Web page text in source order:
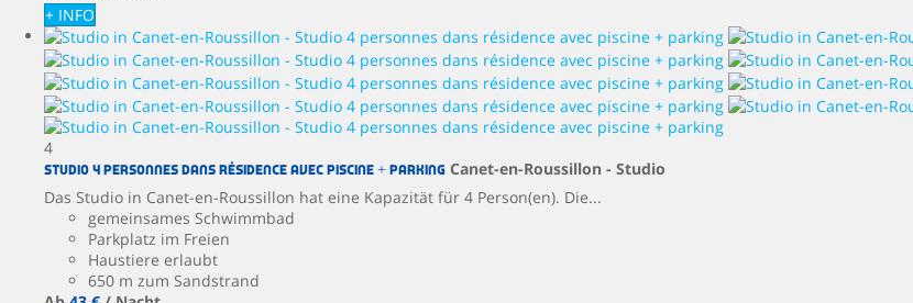
+ INFO
4
Studio 4 personnes dans résidence avec piscine + parking Canet-en-Roussillon - Studio
Das Studio in Canet-en-Roussillon hat eine Kapazität für 4 Person(en). Die...
gemeinsames Schwimmbad
Parkplatz im Freien
Haustiere erlaubt
650 m zum Sandstrand